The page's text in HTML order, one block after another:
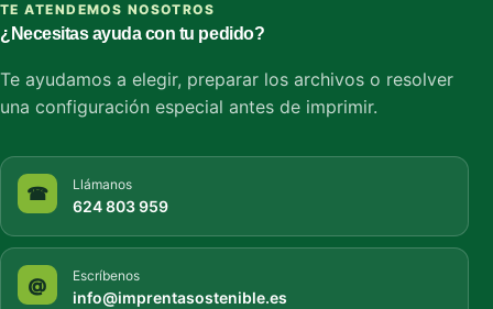
TE ATENDEMOS NOSOTROS
¿Necesitas ayuda con tu pedido?
Te ayudamos a elegir, preparar los archivos o resolver
una configuración especial antes de imprimir.
☎ Llámanos
624 803 959
@ Escríbenos
info@imprentasostenible.es